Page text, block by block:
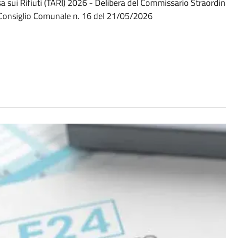
sui Rifiuti (TARI) 2026 - Delibera del Commissario
Comunale n. 16 del 21/05/2026